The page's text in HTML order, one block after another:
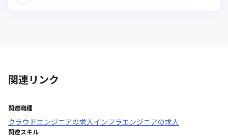
関連リンク
関連職種
クラウドエンジニアの求人インフラエンジニアの求人
関連スキル